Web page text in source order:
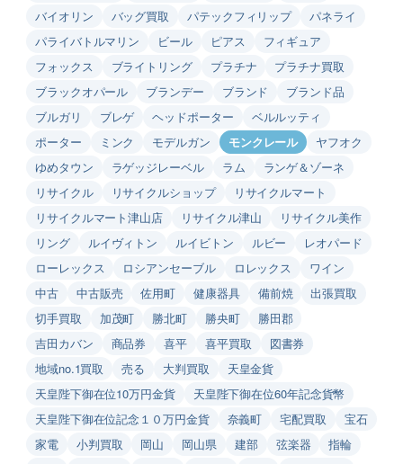
バイオリン
バッグ買取 パテックフィリップ
パネライ
パライバトルマリン
ビール ピアス
フィギュア
フォックス
ブライトリング プラチナ
プラチナ買取
ブラックオパール
ブランデー ブランド
ブランド品
ブルガリ
ブレゲ ヘッドポーター
ベルルッティ
ポーター
ミンク モデルガン モンクレール
ヤフオク
ゆめタウン
ラゲッジレーベル ラム
ランゲ＆ゾーネ
リサイクル
リサイクルショップ
リサイクルマート
リサイクルマート津山店
リサイクル津山
リサイクル美作
リング
ルイヴィトン ルイビトン ルビー
レオパード
ローレックス
ロシアンセーブル ロレックス
ワイン
中古
中古販売 佐用町 健康器具 備前焼
出張買取
切手買取
加茂町 勝北町 勝央町
勝田郡
吉田カバン
商品券 喜平 喜平買取
図書券
地域no.1買取
売る 大判買取
天皇金貨
天皇陛下御在位10万円金貨
天皇陛下御在位60年記念貨幣
天皇陛下御在位記念１０万円金貨
奈義町 宅配買取
宝石
家電
小判買取 岡山 岡山県 建部 弦楽器
指輪